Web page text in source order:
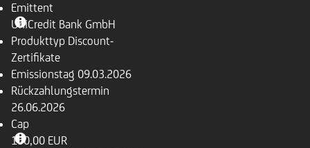
Emittent
UniCredit Bank GmbH
Produkttyp Discount-
Zertifikate
Emissionstag 09.03.2026
Rückzahlungs­termin
26.06.2026
Cap
150,00 EUR